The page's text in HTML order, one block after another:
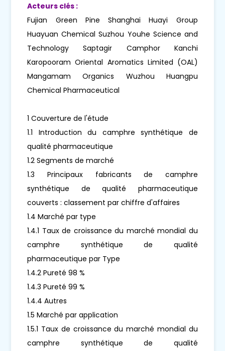
Acteurs clés :
Fujian Green Pine Shanghai Huayi Group
Huayuan Chemical Suzhou Youhe Science and
Technology Saptagir Camphor Kanchi
Karopooram Oriental Aromatics Limited (OAL)
Mangamam Organics Wuzhou Huangpu
Chemical Pharmaceutical
1 Couverture de l'étude
1.1 Introduction du camphre synthétique de
qualité pharmaceutique
1.2 Segments de marché
1.3 Principaux fabricants de camphre
synthétique de qualité pharmaceutique
couverts : classement par chiffre d'affaires
1.4 Marché par type
1.4.1 Taux de croissance du marché mondial du
camphre synthétique de qualité
pharmaceutique par Type
1.4.2 Pureté 98 %
1.4.3 Pureté 99 %
1.4.4 Autres
1.5 Marché par application
1.5.1 Taux de croissance du marché mondial du
camphre synthétique de qualité